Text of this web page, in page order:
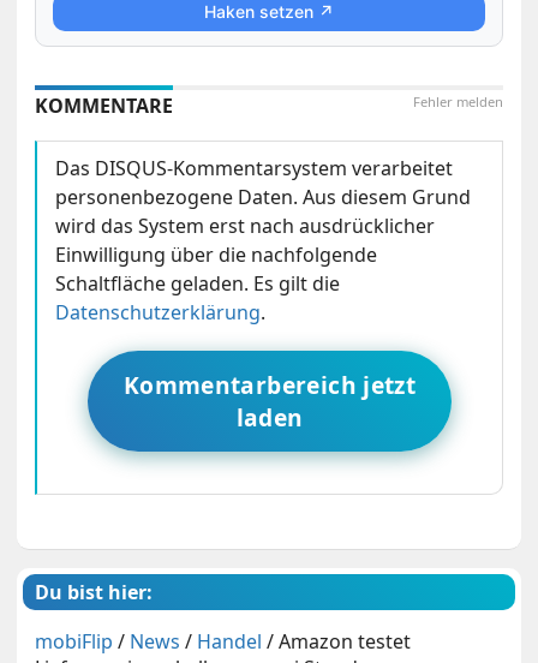
Haken setzen ↗
Fehler melden
KOMMENTARE
Das DISQUS-Kommentarsystem verarbeitet
personenbezogene Daten. Aus diesem Grund
wird das System erst nach ausdrücklicher
Einwilligung über die nachfolgende
Schaltfläche geladen. Es gilt die
Datenschutzerklärung.
Kommentarbereich jetzt
laden
Du bist hier:
mobiFlip / News / Handel /Amazon testet